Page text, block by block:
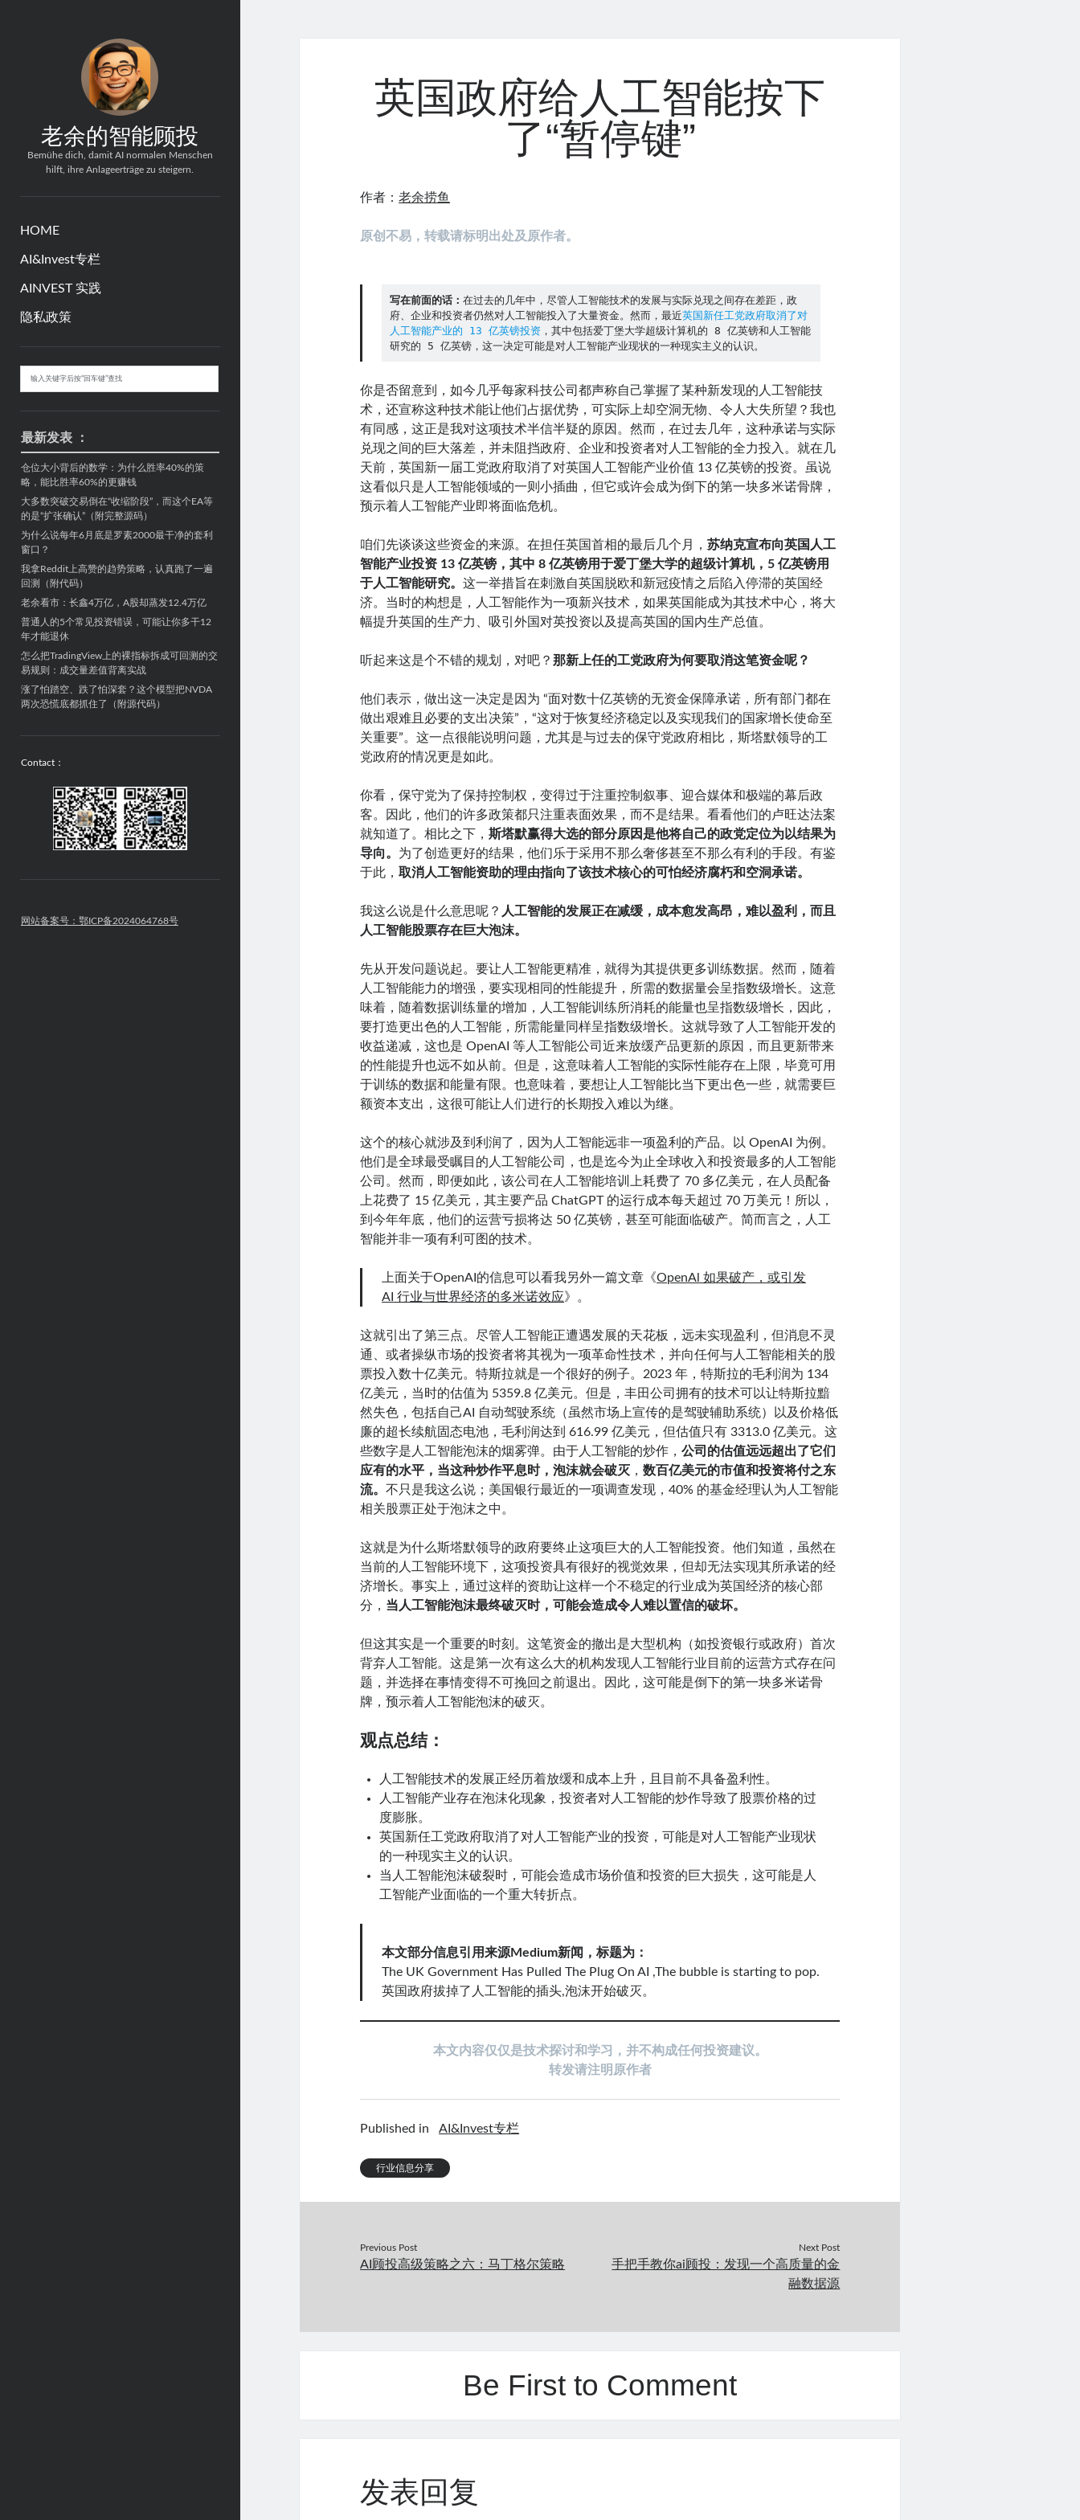
老余的智能顾投
Bemühe dich, damit AI normalen Menschen
hilft, ihre Anlageerträge zu steigern.
HOME
AI&Invest专栏
AINVEST 实践
隐私政策
Sidebar
最新发表 ：
仓位大小背后的数学：为什么胜率40%的策
略，能比胜率60%的更赚钱
大多数突破交易倒在“收缩阶段”，而这个EA等
的是“扩张确认”（附完整源码）
为什么说每年6月底是罗素2000最干净的套利
窗口？
我拿Reddit上高赞的趋势策略，认真跑了一遍
回测（附代码）
老余看市：长鑫4万亿，A股却蒸发12.4万亿
普通人的5个常见投资错误，可能让你多干12
年才能退休
怎么把TradingView上的裸指标拆成可回测的交
易规则：成交量差值背离实战
涨了怕踏空、跌了怕深套？这个模型把NVDA
两次恐慌底都抓住了（附源代码）
Contact：
网站备案号：鄂ICP备2024064768号
英国政府给人工智能按下
了“暂停键”
作者：老余捞鱼
原创不易，转载请标明出处及原作者。
写在前面的话： 在过去的几年中，尽管人工智能技术的发展与实际兑现之间存在差距，政
府、企业和投资者仍然对人工智能投入了大量资金。然而，最近英国新任工党政府取消了对
人工智能产业的 13 亿英镑投资 ，其中包括爱丁堡大学超级计算机的 8 亿英镑和人工智能
研究的 5 亿英镑，这一决定可能是对人工智能产业现状的一种现实主义的认识。
你是否留意到，如今几乎每家科技公司都声称自己掌握了某种新发现的人工智能技
术，还宣称这种技术能让他们占据优势，可实际上却空洞无物、令人大失所望？我也
有同感，这正是我对这项技术半信半疑的原因。然而，在过去几年，这种承诺与实际
兑现之间的巨大落差，并未阻挡政府、企业和投资者对人工智能的全力投入。就在几
天前，英国新一届工党政府取消了对英国人工智能产业价值 13 亿英镑的投资。虽说
这看似只是人工智能领域的一则小插曲，但它或许会成为倒下的第一块多米诺骨牌，
预示着人工智能产业即将面临危机。
咱们先谈谈这些资金的来源。在担任英国首相的最后几个月，苏纳克宣布向英国人工
智能产业投资 13 亿英镑，其中 8 亿英镑用于爱丁堡大学的超级计算机，5 亿英镑用
于人工智能研究。这一举措旨在刺激自英国脱欧和新冠疫情之后陷入停滞的英国经
济。当时的构想是，人工智能作为一项新兴技术，如果英国能成为其技术中心，将大
幅提升英国的生产力、吸引外国对英投资以及提高英国的国内生产总值。
听起来这是个不错的规划，对吧？那新上任的工党政府为何要取消这笔资金呢？
他们表示，做出这一决定是因为 “面对数十亿英镑的无资金保障承诺，所有部门都在
做出艰难且必要的支出决策”，“这对于恢复经济稳定以及实现我们的国家增长使命至
关重要”。这一点很能说明问题，尤其是与过去的保守党政府相比，斯塔默领导的工
党政府的情况更是如此。
你看，保守党为了保持控制权，变得过于注重控制叙事、迎合媒体和极端的幕后政
客。因此，他们的许多政策都只注重表面效果，而不是结果。看看他们的卢旺达法案
就知道了。相比之下，斯塔默赢得大选的部分原因是他将自己的政党定位为以结果为
导向。 为了创造更好的结果，他们乐于采用不那么奢侈甚至不那么有利的手段。有鉴
于此，取消人工智能资助的理由指向了该技术核心的可怕经济腐朽和空洞承诺。
我这么说是什么意思呢？ 人工智能的发展正在减缓，成本愈发高昂，难以盈利，而且
人工智能股票存在巨大泡沫。
先从开发问题说起。要让人工智能更精准，就得为其提供更多训练数据。然而，随着
人工智能能力的增强，要实现相同的性能提升，所需的数据量会呈指数级增长。这意
味着，随着数据训练量的增加，人工智能训练所消耗的能量也呈指数级增长，因此，
要打造更出色的人工智能，所需能量同样呈指数级增长。这就导致了人工智能开发的
收益递减，这也是 OpenAI 等人工智能公司近来放缓产品更新的原因，而且更新带来
的性能提升也远不如从前。但是，这意味着人工智能的实际性能存在上限，毕竟可用
于训练的数据和能量有限。也意味着，要想让人工智能比当下更出色一些，就需要巨
额资本支出，这很可能让人们进行的长期投入难以为继。
这个的核心就涉及到利润了，因为人工智能远非一项盈利的产品。以 OpenAI 为例。
他们是全球最受瞩目的人工智能公司，也是迄今为止全球收入和投资最多的人工智能
公司。然而，即便如此，该公司在人工智能培训上耗费了 70 多亿美元，在人员配备
上花费了 15 亿美元，其主要产品 ChatGPT 的运行成本每天超过 70 万美元！所以，
到今年年底，他们的运营亏损将达 50 亿英镑，甚至可能面临破产。简而言之，人工
智能并非一项有利可图的技术。
上面关于OpenAI的信息可以看我另外一篇文章《OpenAl 如果破产，或引发
AI 行业与世界经济的多米诺效应》。
这就引出了第三点。尽管人工智能正遭遇发展的天花板，远未实现盈利，但消息不灵
通、或者操纵市场的投资者将其视为一项革命性技术，并向任何与人工智能相关的股
票投入数十亿美元。特斯拉就是一个很好的例子。2023 年，特斯拉的毛利润为 134
亿美元，当时的估值为 5359.8 亿美元。但是，丰田公司拥有的技术可以让特斯拉黯
然失色，包括自己AI 自动驾驶系统（虽然市场上宣传的是驾驶辅助系统）以及价格低
廉的超长续航固态电池，毛利润达到 616.99 亿美元，但估值只有 3313.0 亿美元。这
些数字是人工智能泡沫的烟雾弹。由于人工智能的炒作，公司的估值远远超出了它们
应有的水平，当这种炒作平息时，泡沫就会破灭 ，数百亿美元的市值和投资将付之东
流。不只是我这么说；美国银行最近的一项调查发现，40% 的基金经理认为人工智能
相关股票正处于泡沫之中。
这就是为什么斯塔默领导的政府要终止这项巨大的人工智能投资。他们知道，虽然在
当前的人工智能环境下，这项投资具有很好的视觉效果，但却无法实现其所承诺的经
济增长。事实上，通过这样的资助让这样一个不稳定的行业成为英国经济的核心部
分， 当人工智能泡沫最终破灭时，可能会造成令人难以置信的破坏。
但这其实是一个重要的时刻。这笔资金的撤出是大型机构（如投资银行或政府）首次
背弃人工智能。这是第一次有这么大的机构发现人工智能行业目前的运营方式存在问
题，并选择在事情变得不可挽回之前退出。因此，这可能是倒下的第一块多米诺骨
牌，预示着人工智能泡沫的破灭。
观点总结：
人工智能技术的发展正经历着放缓和成本上升，且目前不具备盈利性。
人工智能产业存在泡沫化现象，投资者对人工智能的炒作导致了股票价格的过
度膨胀。
英国新任工党政府取消了对人工智能产业的投资，可能是对人工智能产业现状
的一种现实主义的认识。
当人工智能泡沫破裂时，可能会造成市场价值和投资的巨大损失，这可能是人
工智能产业面临的一个重大转折点。
本文部分信息引用来源Medium新闻，标题为：
The UK Government Has Pulled The Plug On AI ,The bubble is starting to pop.
英国政府拔掉了人工智能的插头,泡沫开始破灭。
本文内容仅仅是技术探讨和学习，并不构成任何投资建议。
转发请注明原作者
Published in AI&Invest专栏
行业信息分享
Previous Post
AI顾投高级策略之六：马丁格尔策略
Next Post
手把手教你ai顾投：发现一个高质量的金
融数据源
Be First to Comment
发表回复